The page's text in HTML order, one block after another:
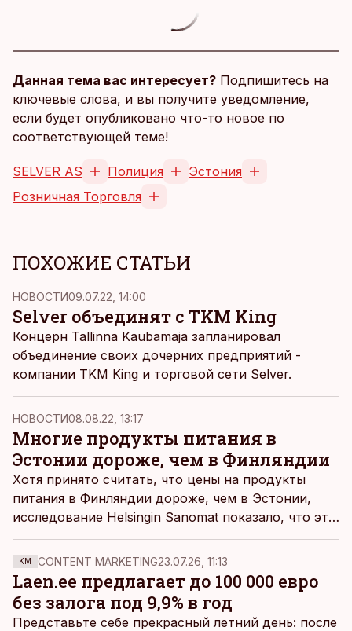
Данная тема вас интересует? Подпишитесь на
ключевые слова, и вы получите уведомление,
если будет опубликовано что-то новое по
соответствующей теме!
SELVER AS Полиция
Эстония
Розничная Торговля
ПОХОЖИЕ СТАТЬИ
НОВОСТИ09.07.22, 14:00
Selver объединят с TKM King
Концерн Tallinna Kaubamaja запланировал
объединение своих дочерних предприятий -
компании TKM King и торговой сети Selver.
НОВОСТИ08.08.22, 13:17
Многие продукты питания в
Эстонии дороже, чем в Финляндии
Хотя принято считать, что цены на продукты
питания в Финляндии дороже, чем в Эстонии,
исследование Helsingin Sanomat показало, что это
не всегда так.
KM CONTENT MARKETING23.07.26, 11:13
Laen.ee предлагает до 100 000 евро
без залога под 9,9% в год
Представьте себе прекрасный летний день: после